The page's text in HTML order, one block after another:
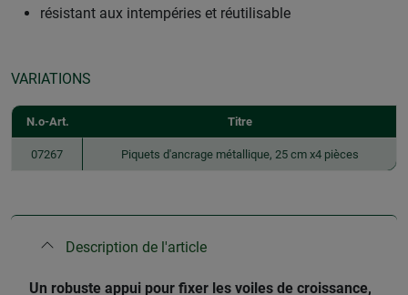
résistant aux intempéries et réutilisable
VARIATIONS
N.o-Art. Titre
07267 Piquets d'ancrage métallique, 25 cm x4 pièces
Description de l'article
Un robuste appui pour fixer les voiles de croissance,